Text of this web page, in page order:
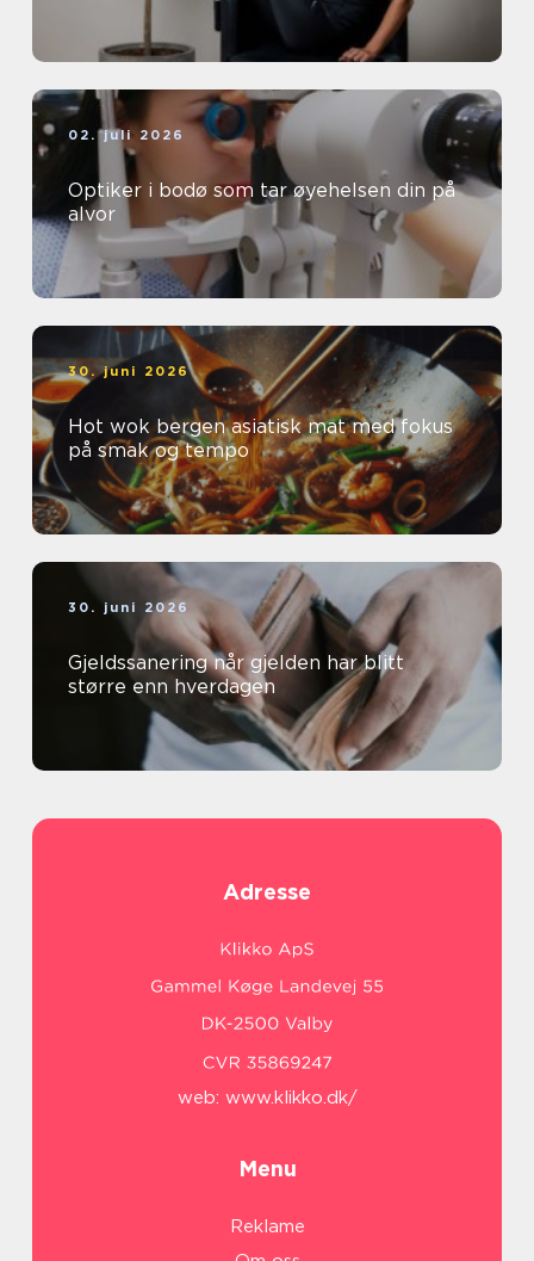
02. juli 2026
Optiker i bodø som tar øyehelsen din på
alvor
30. juni 2026
Hot wok bergen asiatisk mat med fokus
på smak og tempo
30. juni 2026
Gjeldssanering når gjelden har blitt
større enn hverdagen
Adresse
web: www.klikko.dk/
Menu
Reklame